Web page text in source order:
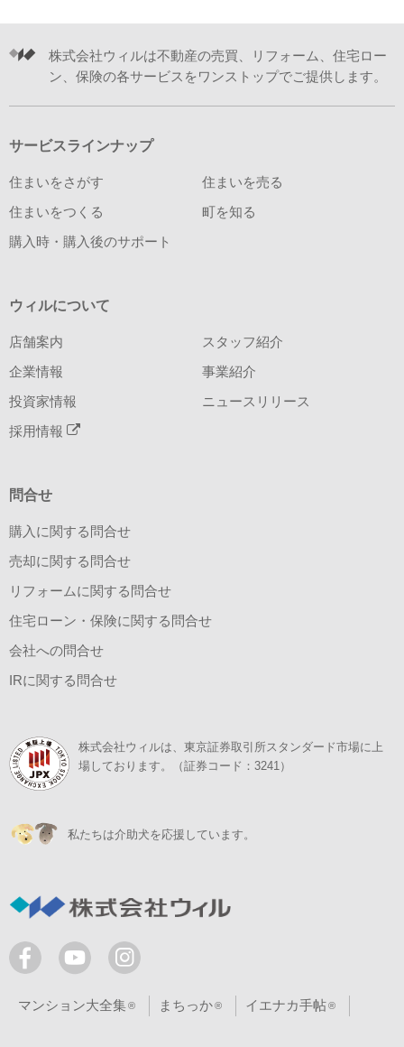
株式会社ウィルは不動産の売買、リフォーム、住宅ロー
ン、保険の各サービスをワンストップでご提供します。
サービスラインナップ
住まいをさがす 住まいを売る
住まいをつくる 町を知る
購入時・購入後のサポート
ウィルについて
店舗案内 スタッフ紹介
企業情報 事業紹介
投資家情報 ニュースリリース
採用情報
問合せ
購入に関する問合せ
売却に関する問合せ
リフォームに関する問合せ
住宅ローン・保険に関する問合せ
会社への問合せ
IRに関する問合せ
株式会社ウィルは、東京証券取引所スタンダード市場に上
場しております。（証券コード：3241）
私たちは介助犬を応援しています。
マンション大全集 まちっか イエナカ手帖